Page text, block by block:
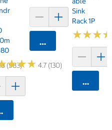
(583)
★★★
★★★ 4.7 (130)
트에 담기
카트에 담기
Sink
Rack 1P
★★★
★★★
카트에